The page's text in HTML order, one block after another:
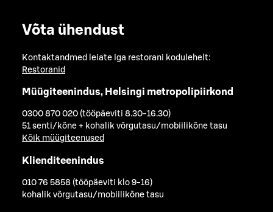
Võta ühendust
Kontaktandmed leiate iga restorani kodulehelt:
Restoranid
Müügiteenindus, Helsingi metropolipiirkond
0300 870 020 (tööpäeviti 8.30-16.30)
51 senti/kõne + kohalik võrgutasu/mobiilikõne tasu
Kõik müügiteenused
Klienditeenindus
010 76 5858 (tööpäeviti klo 9-16)
kohalik võrgutasu/mobiilikõne tasu